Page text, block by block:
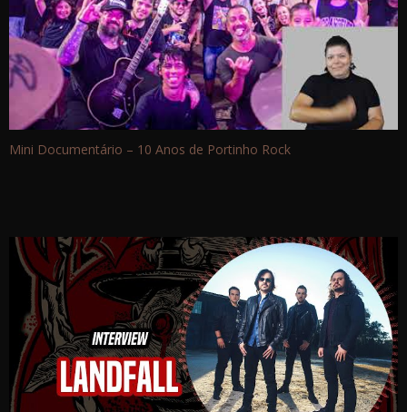
Mini Documentário – 10 Anos de Portinho Rock